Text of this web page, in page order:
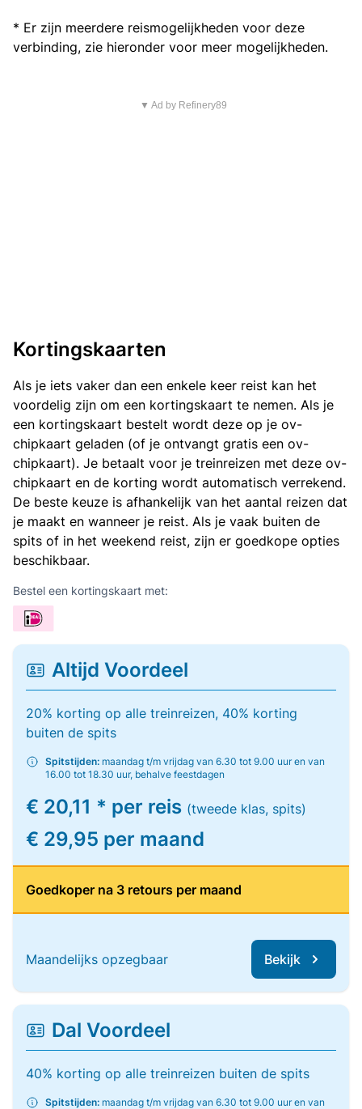
* Er zijn meerdere reismogelijkheden voor deze
verbinding, zie hieronder voor meer mogelijkheden.
▼ Ad by Refinery89
Kortingskaarten
Als je iets vaker dan een enkele keer reist kan het
voordelig zijn om een kortingskaart te nemen. Als je
een kortingskaart bestelt wordt deze op je ov-
chipkaart geladen (of je ontvangt gratis een ov-
chipkaart). Je betaalt voor je treinreizen met deze ov-
chipkaart en de korting wordt automatisch verrekend.
De beste keuze is afhankelijk van het aantal reizen dat
je maakt en wanneer je reist. Als je vaak buiten de
spits of in het weekend reist, zijn er goedkope opties
beschikbaar.
Bestel een kortingskaart met:
Altijd Voordeel
20% korting op alle treinreizen, 40% korting
buiten de spits
Spitstijden: maandag t/m vrijdag van 6.30 tot 9.00 uur en van
16.00 tot 18.30 uur, behalve feestdagen
€ 20,11 * per reis (tweede klas, spits)
€ 29,95 per maand
Goedkoper na 3 retours per maand
Maandelijks opzegbaar Bekijk
Dal Voordeel
40% korting op alle treinreizen buiten de spits
Spitstijden: maandag t/m vrijdag van 6.30 tot 9.00 uur en van